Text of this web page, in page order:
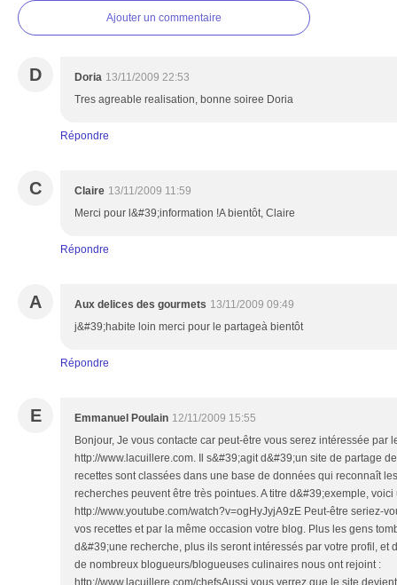
Ajouter un commentaire
D Doria 13/11/2009 22:53
Tres agreable realisation, bonne soiree Doria
Répondre
C Claire 13/11/2009 11:59
Merci pour l&#39;information !A bientôt, Claire
Répondre
A Aux delices des gourmets 13/11/2009 09:49
j&#39;habite loin merci pour le partageà bientôt
Répondre
E Emmanuel Poulain 12/11/2009 15:55
Bonjour, Je vous contacte car peut-être vous serez intéressée par
http://www.lacuillere.com. Il s&#39;agit d&#39;un site de partage
recettes sont classées dans une base de données qui reconnaît
recherches peuvent être très pointues. A titre d&#39;exemple,
http://www.youtube.com/watch?v=ogHyJyjA9zE Peut-être seriez-
vos recettes et par la même occasion votre blog. Plus les gens
d&#39;une recherche, plus ils seront intéressés par votre profil, et
de nombreux blogueurs/blogueuses culinaires nous ont rejoint :
http://www.lacuillere.com/chefsAussi vous verrez que le site